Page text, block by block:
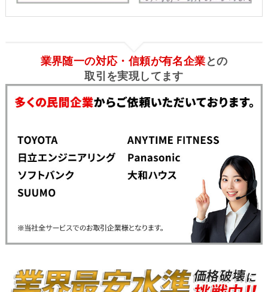
業界随一の対応・信頼が有名企業 との
取引を実現してます